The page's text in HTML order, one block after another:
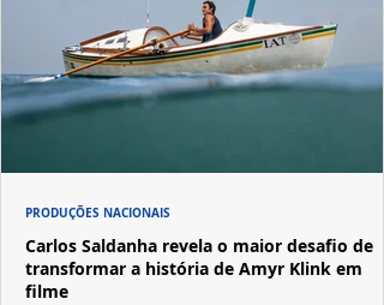
Carlos Saldanha revela o maior desafio de
transformar a história de Amyr Klink em
filme
PRODUÇÕES NACIONAIS